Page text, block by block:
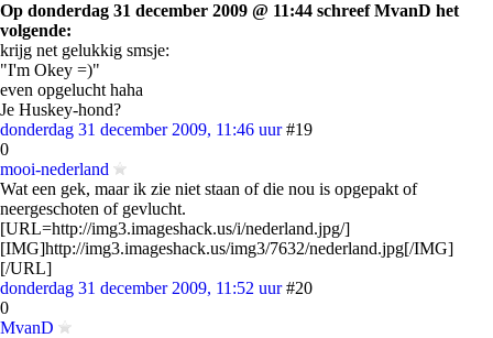
Op donderdag 31 december 2009 @ 11:44 schreef MvanD het
volgende:
krijg net gelukkig smsje:
"I'm Okey =)"
even opgelucht haha
Je Huskey-hond?
donderdag 31 december 2009, 11:46 uur #19
0
mooi-nederland
Wat een gek, maar ik zie niet staan of die nou is opgepakt of
neergeschoten of gevlucht.
[URL=http://img3.imageshack.us/i/nederland.jpg/]
[IMG]http://img3.imageshack.us/img3/7632/nederland.jpg[/IMG]
[/URL]
donderdag 31 december 2009, 11:52 uur #20
0
MvanD